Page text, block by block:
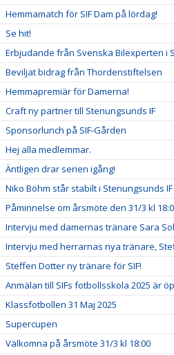
Hemmamatch för SIF Dam på lördag!
Se hit!
Erbjudande från Svenska Bilexperten i
Beviljat bidrag från Thordenstiftelsen
Hemmapremiär för Damerna!
Craft ny partner till Stenungsunds IF
Sponsorlunch på SIF-Gården
Hej alla medlemmar.
Äntligen drar serien igång!
Niko Böhm står stabilt i Stenungsunds IF
Påminnelse om årsmöte den 31/3 kl
Intervju med damernas tränare Sara
Intervju med herrarnas nya tränare,
Steffen Dotter ny tränare för SIF!
Anmälan till SIFs fotbollsskola 2025 är
Klassfotbollen 31 Maj 2025
Supercupen
Välkomna på årsmöte 31/3 kl 18:00